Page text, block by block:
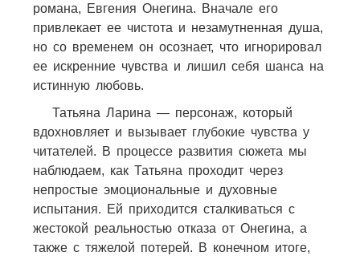
романа, Евгения Онегина. Вначале его
привлекает ее чистота и незамутненная душа,
но со временем он осознает, что игнорировал
ее искренние чувства и лишил себя шанса на
истинную любовь.
Татьяна Ларина — персонаж, который
вдохновляет и вызывает глубокие чувства у
читателей. В процессе развития сюжета мы
наблюдаем, как Татьяна проходит через
непростые эмоциональные и духовные
испытания. Ей приходится сталкиваться с
жестокой реальностью отказа от Онегина, а
также с тяжелой потерей. В конечном итоге,